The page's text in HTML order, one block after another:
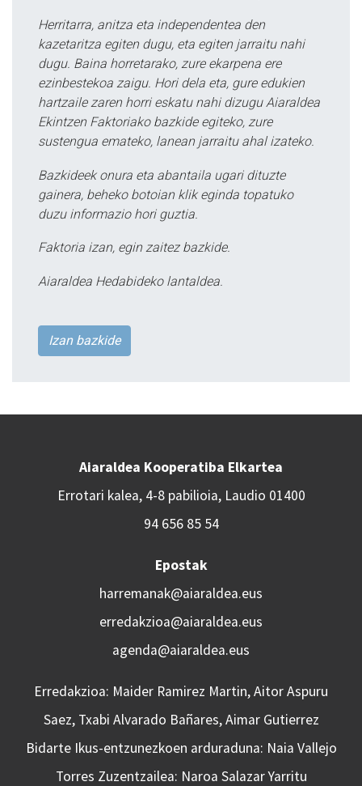
Herritarra, anitza eta independentea den
kazetaritza egiten dugu, eta egiten jarraitu nahi
dugu. Baina horretarako, zure ekarpena ere
ezinbestekoa zaigu. Hori dela eta, gure edukien
hartzaile zaren horri eskatu nahi dizugu Aiaraldea
Ekintzen Faktoriako bazkide egiteko, zure
sustengua emateko, lanean jarraitu ahal izateko.
Bazkideek onura eta abantaila ugari dituzte
gainera, beheko botoian klik eginda topatuko
duzu informazio hori guztia.
Faktoria izan, egin zaitez bazkide.
Aiaraldea Hedabideko lantaldea.
Izan bazkide
Aiaraldea Kooperatiba Elkartea
Errotari kalea, 4-8 pabilioia, Laudio 01400
94 656 85 54
Epostak
harremanak@aiaraldea.eus
erredakzioa@aiaraldea.eus
agenda@aiaraldea.eus
Erredakzioa: Maider Ramirez Martin, Aitor Aspuru
Saez, Txabi Alvarado Bañares, Aimar Gutierrez
Bidarte Ikus-entzunezkoen arduraduna: Naia Vallejo
Torres Zuzentzailea: Naroa Salazar Yarritu